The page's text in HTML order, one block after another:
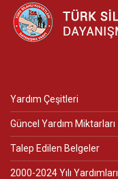
Yardım Çeşitleri
Güncel Yardım Miktarları
Talep Edilen Belgeler
2000-2024 Yılı Yardımları